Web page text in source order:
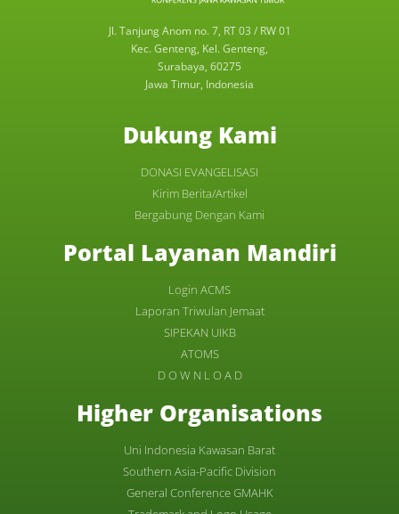
Jl. Tanjung Anom no. 7, RT 03 / RW 01
Kec. Genteng, Kel. Genteng,
Surabaya, 60275
Jawa Timur, Indonesia
Dukung Kami
DONASI EVANGELISASI
Kirim Berita/Artikel
Bergabung Dengan Kami
Portal Layanan Mandiri
Login ACMS
Laporan Triwulan Jemaat
SIPEKAN UIKB
ATOMS
D O W N L O A D
Higher Organisations
Uni Indonesia Kawasan Barat
Southern Asia-Pacific Division
General Conference GMAHK